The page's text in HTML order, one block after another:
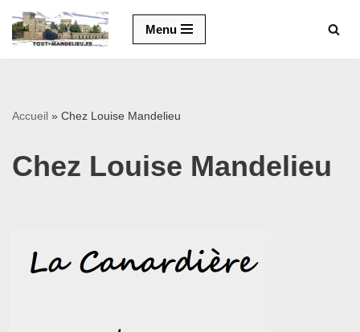
Aller
Menu
Accueil » Chez Louise Mandelieu
Chez Louise Mandelieu